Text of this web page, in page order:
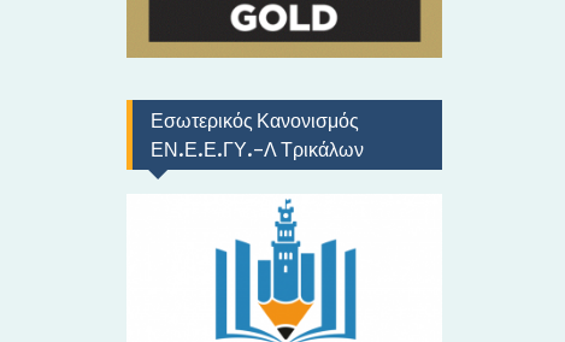
Εσωτερικός Κανονισμός
ΕΝ.Ε.Ε.ΓΥ.-Λ Τρικάλων